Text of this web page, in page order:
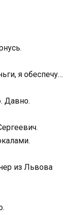
я обеспечу…
Давно.
из Львова